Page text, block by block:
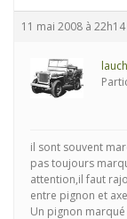
11 mai 2008 à 22h14
il sont souvent
pas toujours
attention,il faut
entre pignon et
Un pignon